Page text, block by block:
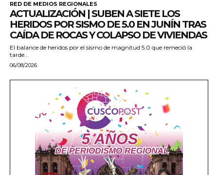
RED DE MEDIOS REGIONALES
ACTUALIZACIÓN | SUBEN A SIETE LOS
HERIDOS POR SISMO DE 5.0 EN JUNÍN TRAS
CAÍDA DE ROCAS Y COLAPSO DE VIVIENDAS
El balance de heridos por el sismo de magnitud 5.0 que remeció la
tarde...
06/08/2026